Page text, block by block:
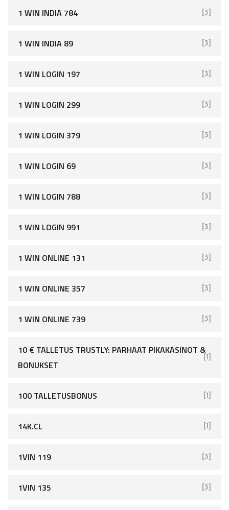
1 WIN INDIA 784 [3]
1 WIN INDIA 89 [3]
1 WIN LOGIN 197 [3]
1 WIN LOGIN 299 [3]
1 WIN LOGIN 379 [3]
1 WIN LOGIN 69 [3]
1 WIN LOGIN 788 [3]
1 WIN LOGIN 991 [3]
1 WIN ONLINE 131 [3]
1 WIN ONLINE 357 [3]
1 WIN ONLINE 739 [3]
10 € TALLETUS TRUSTLY: PARHAAT PIKAKASINOT &
BONUKSET
[1]
100 TALLETUSBONUS [1]
14K.CL [1]
1VIN 119 [3]
1VIN 135 [3]